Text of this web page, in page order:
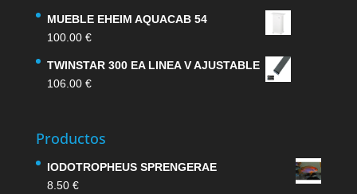
MUEBLE EHEIM AQUACAB 54
100.00 €
TWINSTAR 300 EA LINEA V AJUSTABLE
106.00 €
Productos
IODOTROPHEUS SPRENGERAE
8.50 €